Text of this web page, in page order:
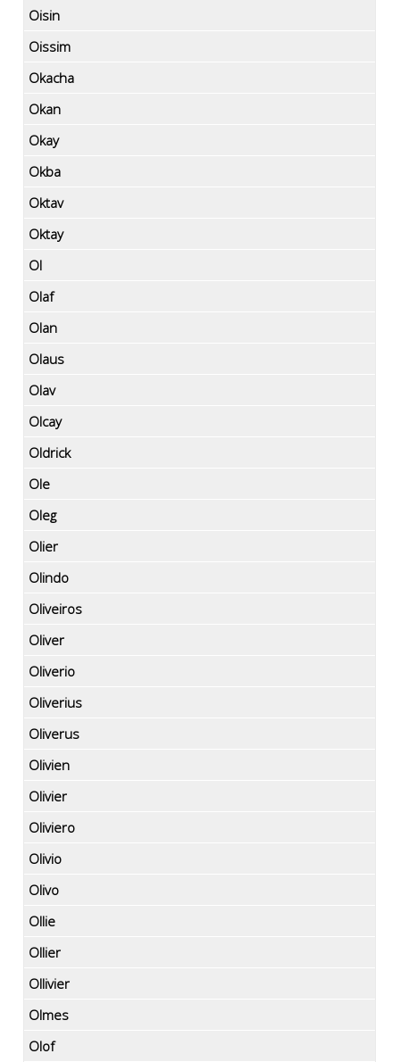
Oisin
Oissim
Okacha
Okan
Okay
Okba
Oktav
Oktay
Ol
Olaf
Olan
Olaus
Olav
Olcay
Oldrick
Ole
Oleg
Olier
Olindo
Oliveiros
Oliver
Oliverio
Oliverius
Oliverus
Olivien
Olivier
Oliviero
Olivio
Olivo
Ollie
Ollier
Ollivier
Olmes
Olof